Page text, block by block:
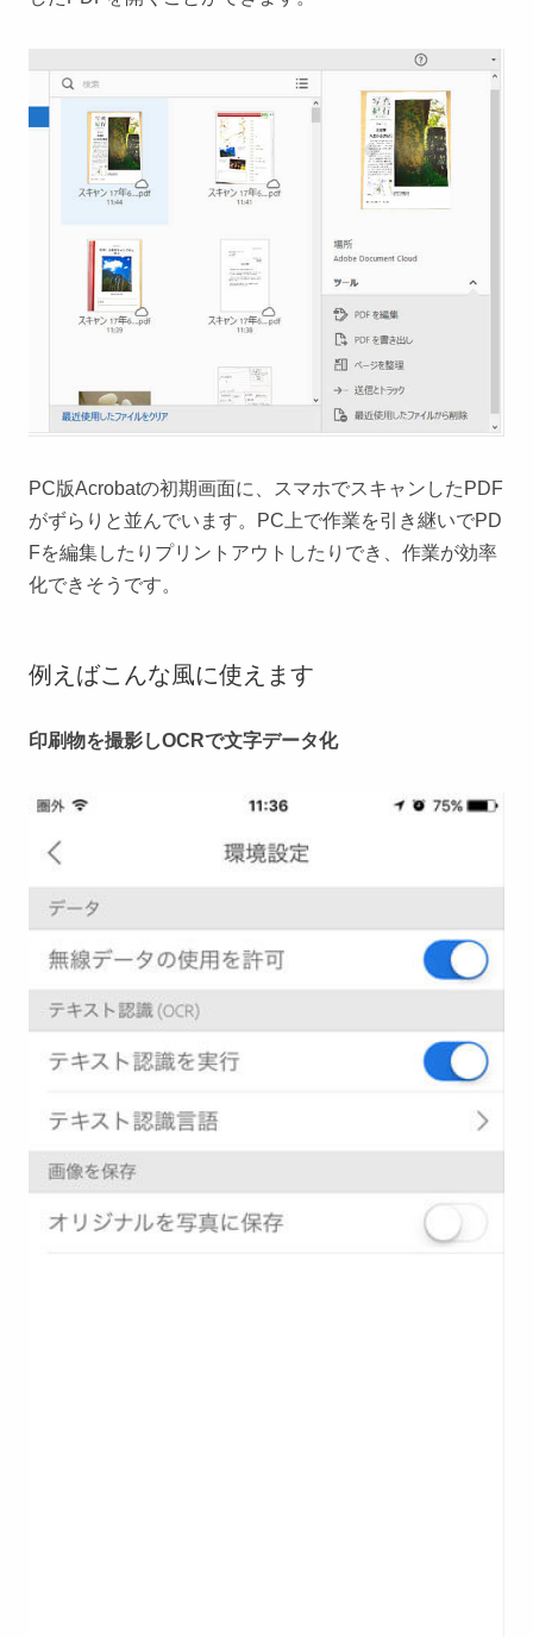
PC版Acrobatの初期画面に、スマホでスキャンしたPDF
がずらりと並んでいます。PC上で作業を引き継いでPD
Fを編集したりプリントアウトしたりでき、作業が効率
化できそうです。
例えばこんな風に使えます
印刷物を撮影しOCRで文字データ化